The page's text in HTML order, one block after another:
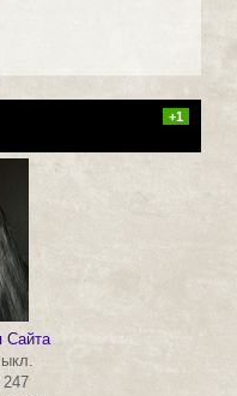
+1
Сайта
247